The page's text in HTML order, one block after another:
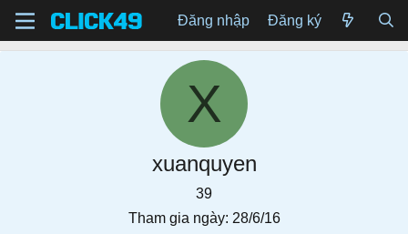
Đăng nhập Đăng ký
X
xuanquyen
39
Tham gia ngày 28/6/16